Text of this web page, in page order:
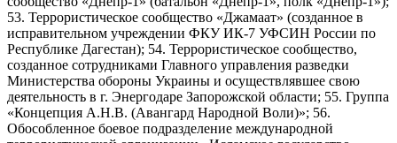
53. Террористическое сообщество «Джамаат» (созданное в
исправительном учреждении ФКУ ИК-7 УФСИН России по
Республике Дагестан); 54. Террористическое сообщество,
созданное сотрудниками Главного управления разведки
Министерства обороны Украины и осуществлявшее свою
деятельность в г. Энергодаре Запорожской области; 55. Группа
«Концепция А.Н.В. (Авангард Народной Воли)»; 56.
Обособленное боевое подразделение международной